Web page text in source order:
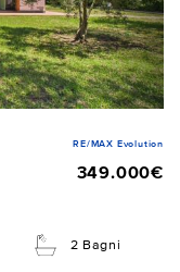
RE/MAX Evolution
349.000€
2 Bagni